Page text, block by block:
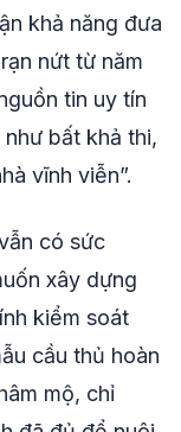
khả năng đưa
nứt từ năm
tin uy tín
bất khả thi,
vĩnh viễn”.
có sức
xây dựng
kiểm soát
cầu thủ hoàn
mộ, chỉ